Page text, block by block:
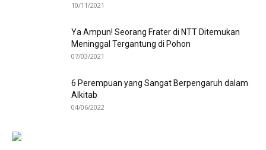
10/11/2021
Ya Ampun! Seorang Frater di NTT Ditemukan
Meninggal Tergantung di Pohon
07/03/2021
6 Perempuan yang Sangat Berpengaruh dalam
Alkitab
04/06/2022